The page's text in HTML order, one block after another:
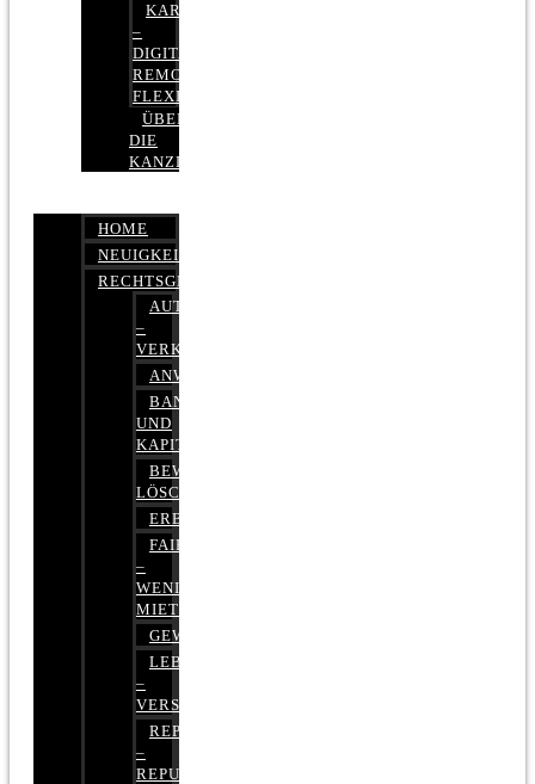
KARRIERE
–
DIGITAL,
REMOTE,
FLEXIBEL
ÜBER
DIE
KANZLEI
HOME
NEUIGKEITEN
RECHTSGEBIETE
AUTOBETRUG
–
VERKEHRSRECHT
ANWALTSHAFTUNGSRECHT
BANK-
UND
KAPITALMARKTRECHT
BEWERTUNGEN
LÖSCHEN
ERBRECHT
FAIRMIETEN
–
WENIGER
MIETE
GEWERBERECHT
LEBENSVERSICHERUNG
–
VERSICHERUNGSRECHT
REPUTATIONSRECHT
–
REPUTATIONSMANAGEMENT